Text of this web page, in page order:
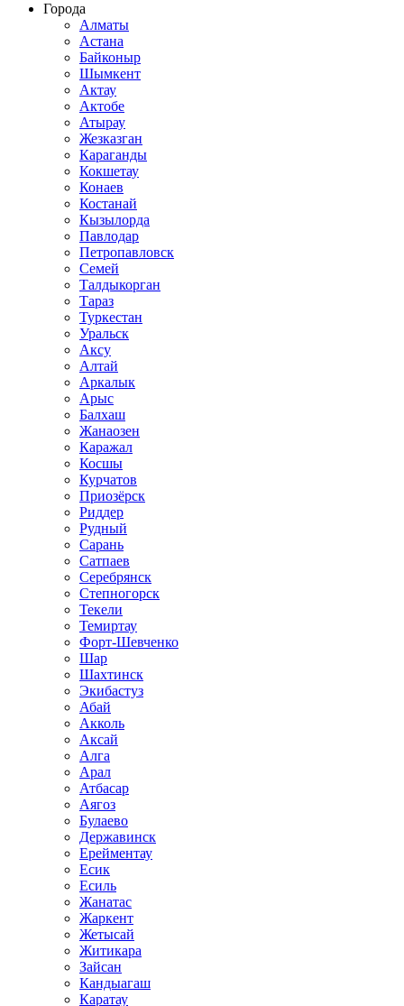
Города
Алматы
Астана
Байконыр
Шымкент
Актау
Актобе
Атырау
Жезказган
Караганды
Кокшетау
Конаев
Костанай
Кызылорда
Павлодар
Петропавловск
Семей
Талдыкорган
Тараз
Туркестан
Уральск
Аксу
Алтай
Аркалык
Арыс
Балхаш
Жанаозен
Каражал
Косшы
Курчатов
Приозёрск
Риддер
Рудный
Сарань
Сатпаев
Серебрянск
Степногорск
Текели
Темиртау
Форт-Шевченко
Шар
Шахтинск
Экибастуз
Абай
Акколь
Аксай
Алга
Арал
Атбасар
Аягоз
Булаево
Державинск
Ерейментау
Есик
Есиль
Жанатас
Жаркент
Жетысай
Житикара
Зайсан
Кандыагаш
Каратау